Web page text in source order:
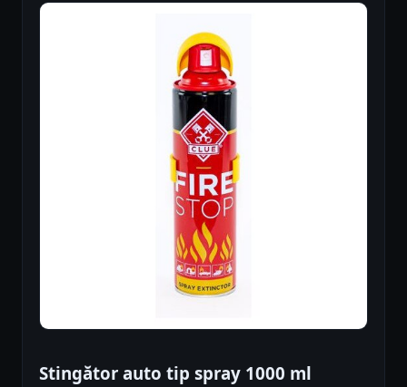
Stingător auto tip spray 1000 ml